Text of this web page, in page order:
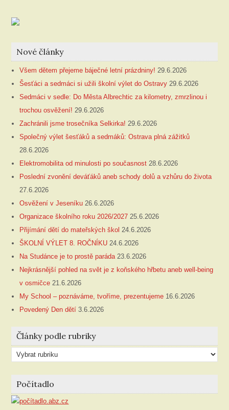
Nové články
Všem dětem přejeme báječné letní prázdniny! 29.6.2026
Šesťáci a sedmáci si užili školní výlet do Ostravy 29.6.2026
Sedmáci v sedle: Do Města Albrechtic za kilometry, zmrzlinou i
trochou osvěžení! 29.6.2026
Zachránili jsme trosečníka Selkirka! 29.6.2026
Společný výlet šesťáků a sedmáků: Ostrava plná zážitků
28.6.2026
Elektromobilita od minulosti po současnost 28.6.2026
Poslední zvonění deváťáků aneb schody dolů a vzhůru do života
27.6.2026
Osvěžení v Jeseníku 26.6.2026
Organizace školního roku 2026/2027 25.6.2026
Přijímání dětí do mateřských škol 24.6.2026
ŠKOLNÍ VÝLET 8. ROČNÍKU 24.6.2026
Na Studánce je to prostě paráda 23.6.2026
Nejkrásnější pohled na svět je z koňského hřbetu aneb well-being
v osmičce 21.6.2026
My School – poznáváme, tvoříme, prezentujeme 16.6.2026
Povedený Den dětí 3.6.2026
Články podle rubriky
Články
podle
rubriky
Počítadlo